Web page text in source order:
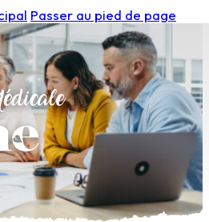
Passer au pied de page